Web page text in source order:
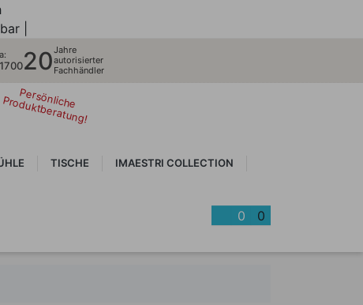
|
Persönliche
Produktberatung!
20Jahre
autorisierter
Fachhändler
TISCHE IMAESTRI COLLECTION
0 0